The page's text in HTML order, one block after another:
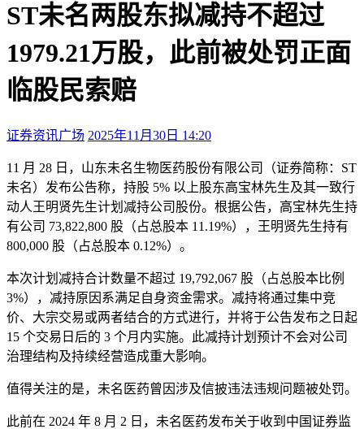
ST未名两股东拟减持不超过
1979.21万股，此前被处罚正面
临股民索赔
证券资讯广场 2025年11月30日 14:20
11 月 28 日，山东未名生物医药股份有限公司（证券简称：ST
未名）发布公告称，持股 5% 以上股东高宝林先生及其一致行
动人王明贤先生计划减持公司股份。根据公告，高宝林先生持
有公司 73,822,800 股（占总股本 11.19%），王明贤先生持有
800,000 股（占总股本 0.12%）。
本次计划减持合计数量不超过 19,792,067 股（占总股本比例
3%），减持原因系满足自身资金需求。减持将通过集中竞
价、大宗交易或两者结合的方式进行，并将于公告发布之日起
15 个交易日后的 3 个月内实施。此减持计划预计不会对公司
治理结构及持续经营造成重大影响。
值得关注的是，未名医药曾因涉及信披违法违规问题被处罚。
此前在 2024 年 8 月 2 日，未名医药发布关于收到中国证券监